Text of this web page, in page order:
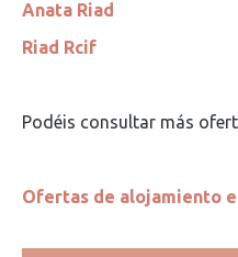
Anata Riad
Riad Rcif
Podéis consultar más
Ofertas de alojamiento